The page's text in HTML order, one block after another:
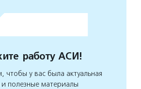
работу АСИ!
у вас была актуальная
полезные материалы